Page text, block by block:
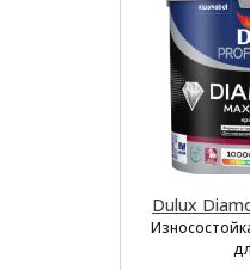
Dulux